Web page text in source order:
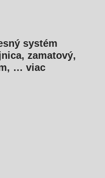
systém
zamatový,
, … viac